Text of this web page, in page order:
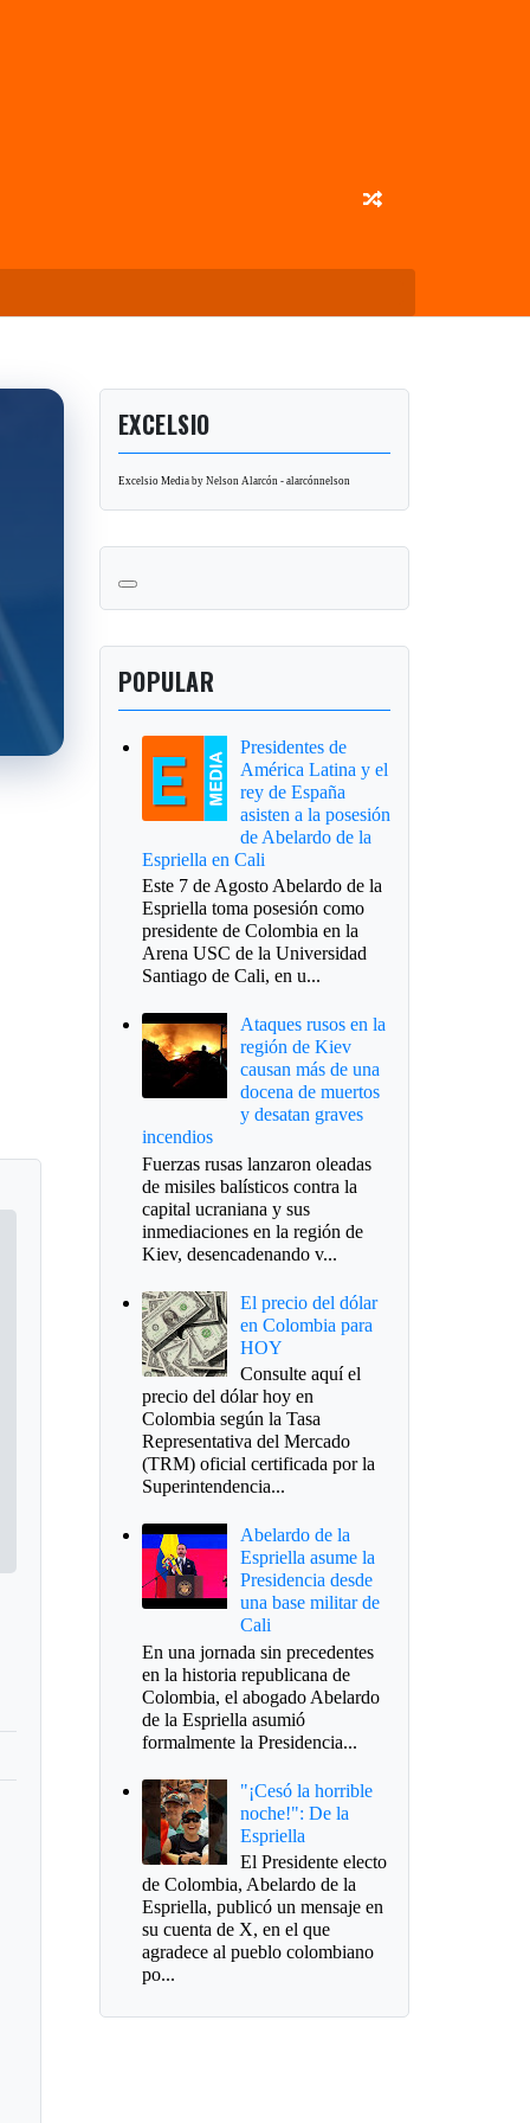
EXCELSIO
Excelsio Media by Nelson Alarcón - alarcónnelson
POPULAR
Presidentes de
América Latina y el
rey de España
asisten a la posesión
de Abelardo de la
Espriella en Cali
Este 7 de Agosto Abelardo de la
Espriella toma posesión como
presidente de Colombia en la
Arena USC de la Universidad
Santiago de Cali, en u...
Ataques rusos en la
región de Kiev
causan más de una
docena de muertos
y desatan graves
incendios
Fuerzas rusas lanzaron oleadas
de misiles balísticos contra la
capital ucraniana y sus
inmediaciones en la región de
Kiev, desencadenando v...
El precio del dólar
en Colombia para
HOY
Consulte aquí el
precio del dólar hoy en
Colombia según la Tasa
Representativa del Mercado
(TRM) oficial certificada por la
Superintendencia...
Abelardo de la
Espriella asume la
Presidencia desde
una base militar de
Cali
En una jornada sin precedentes
en la historia republicana de
Colombia, el abogado Abelardo
de la Espriella asumió
formalmente la Presidencia...
"¡Cesó la horrible
noche!": De la
Espriella
El Presidente electo
de Colombia, Abelardo de la
Espriella, publicó un mensaje en
su cuenta de X, en el que
agradece al pueblo colombiano
po...